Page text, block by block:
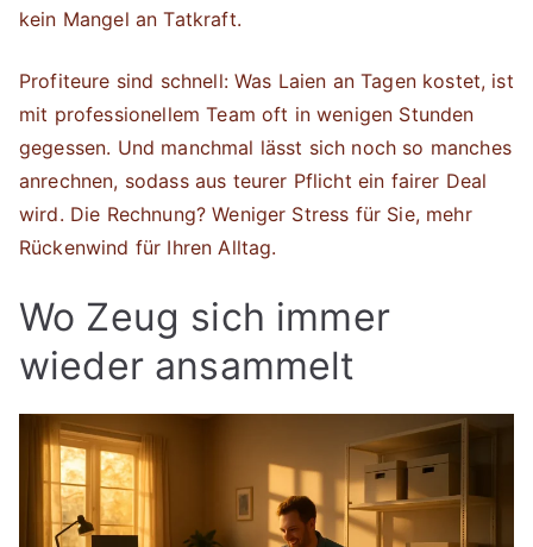
kein Mangel an Tatkraft.
Profiteure sind schnell: Was Laien an Tagen kostet, ist
mit professionellem Team oft in wenigen Stunden
gegessen. Und manchmal lässt sich noch so manches
anrechnen, sodass aus teurer Pflicht ein fairer Deal
wird. Die Rechnung? Weniger Stress für Sie, mehr
Rückenwind für Ihren Alltag.
Wo Zeug sich immer
wieder ansammelt